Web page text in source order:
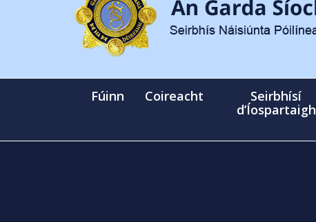
Fúinn Coireacht
Seirbhísí
d’Íospartaigh